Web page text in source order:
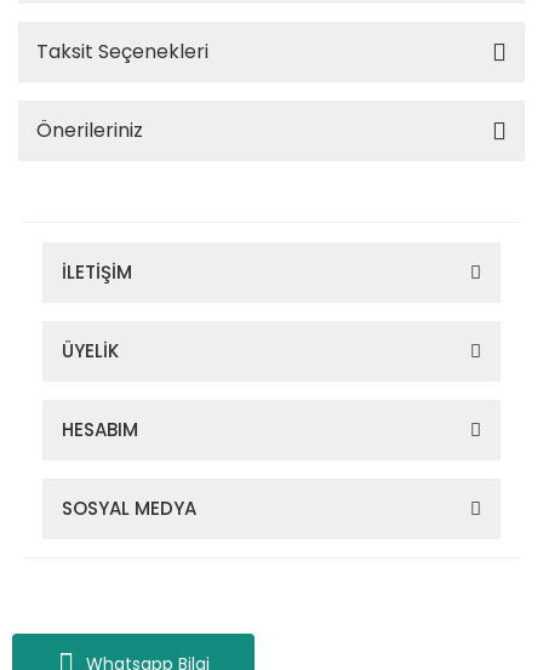
Whatsapp Bilgi
Taksit Seçenekleri
Önerileriniz
İLETİŞİM
ÜYELİK
HESABIM
SOSYAL MEDYA